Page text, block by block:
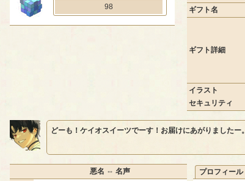
98
ギフト名
ギフト詳細
イラスト
セキュリティ
どーも！ケイオスイーツでーす！お届けにあがりましたー。
悪名 ⇔ 名声
プロフィール